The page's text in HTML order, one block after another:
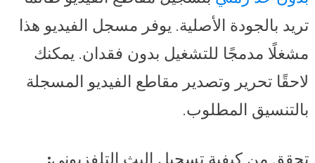
تريد بالجودة الأصلية. يوفر مسجل الفيديو هذا
مشغلًا مدمجًا للتشغيل بدون فقدان. يمكنك
لاحقًا تحرير وتصدير مقاطع الفيديو المسجلة
بالتنسيق المطلوب.